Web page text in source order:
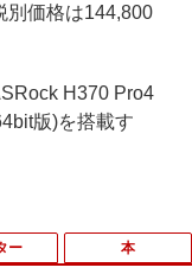
別価格は144,800
H370 Pro4
版)を搭載す
ー 本